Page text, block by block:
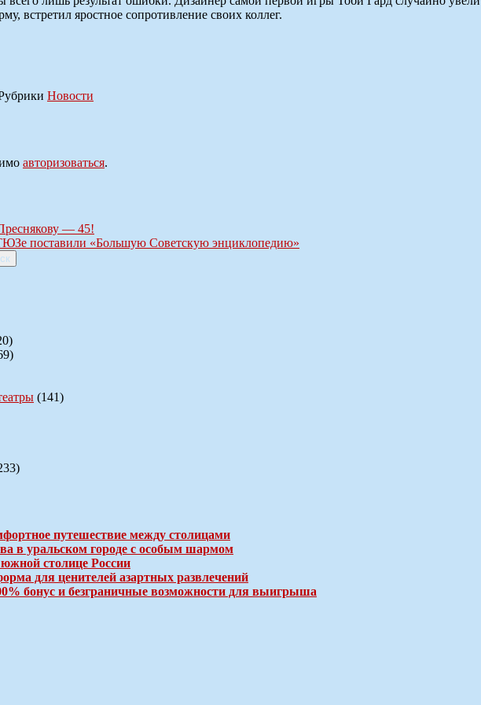
встретил яростное сопротивление своих коллег.
Новости
авторизоваться.
— 45!
поставили «Большую Советскую энциклопедию»
(141)
путешествие между столицами
в уральском городе с особым шармом
столице России
для ценителей азартных развлечений
бонус и безграничные возможности для выигрыша